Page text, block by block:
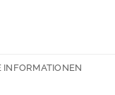
INFORMATIONEN